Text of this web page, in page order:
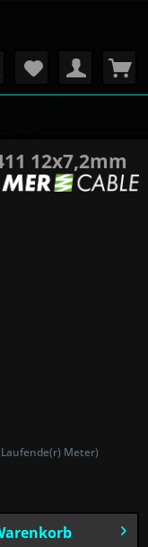
12x7,2mm
Meter)